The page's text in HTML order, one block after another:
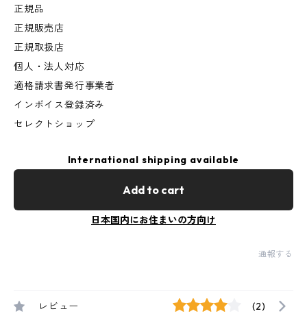
正規品
正規販売店
正規取扱店
個人・法人対応
適格請求書発行事業者
インボイス登録済み
セレクトショップ
International shipping available
Add to cart
日本国内にお住まいの方向け
通報する
レビュー (2)